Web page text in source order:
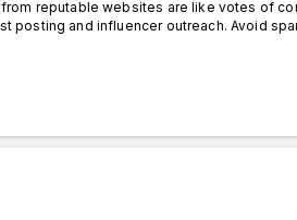
reputable websites are like votes of
posting and influencer outreach. Avoid